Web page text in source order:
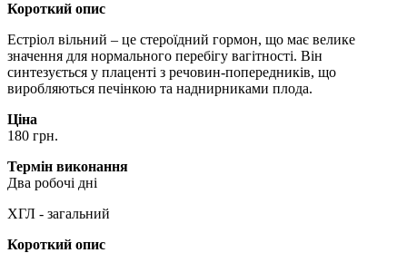
Короткий опис
Естріол вільний – це стероїдний гормон, що має велике
значення для нормального перебігу вагітності. Він
синтезується у плаценті з речовин-попередників, що
виробляються печінкою та наднирниками плода.
Ціна
180 грн.
Термін виконання
Два робочі дні
ХГЛ - загальний
Короткий опис